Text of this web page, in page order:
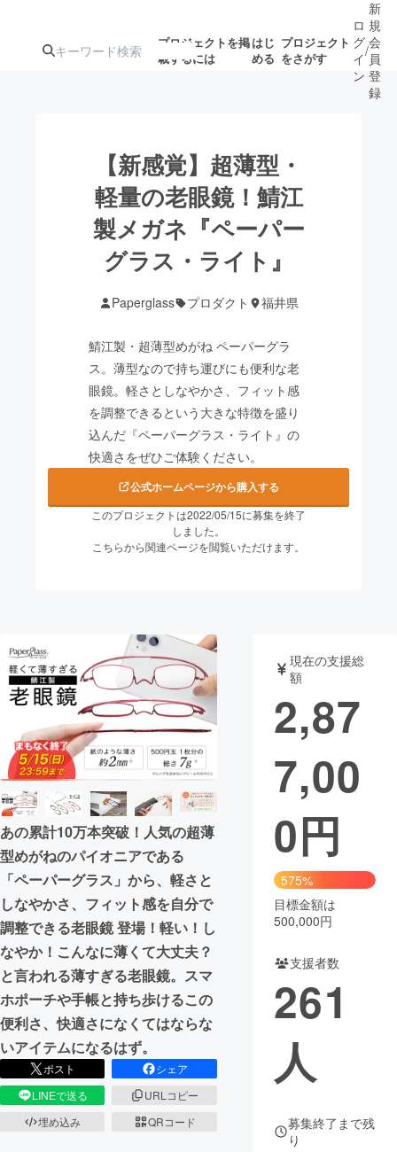
プロジェクトを掲
載するには
はじ
める
プロジェクト
をさがす
注目のリ 注目の新着プロ
ジェクト
募集終了が近いプ
ロジェクト
アート・写真
ビジネス・起業
まちづくり・地域活性化
CAMPFIRE for Social GoodCAMPFIRE Creation
CAMPFIREふるさと納税machi-yaコミュニティ
ロ
グ
イ
ン
/
新
規
会
員
登
録
【新感覚】超薄型・
軽量の老眼鏡！鯖江
製メガネ『ペーパー
グラス・ライト』
Paperglass プロダクト 福井県
鯖江製・超薄型めがね ペーパーグラ
ス。薄型なので持ち運びにも便利な老
眼鏡。軽さとしなやかさ、フィット感
を調整できるという大きな特徴を盛り
込んだ『ペーパーグラス・ライト』の
快適さをぜひご体験ください。
公式ホームページから購入する
このプロジェクトは2022/05/15に募集を終了
しました。
こちらから関連ページを閲覧いただけます。
あの累計10万本突破！人気の超薄
型めがねのパイオニアである
「ペーパーグラス」から、軽さと
しなやかさ、フィット感を自分で
調整できる老眼鏡 登場！軽い！し
なやか！こんなに薄くて大丈夫？
と言われる薄すぎる老眼鏡。スマ
ホポーチや手帳と持ち歩けるこの
便利さ、快適さになくてはならな
いアイテムになるはず。
ポスト
シェア
LINEで送る
URLコピー
埋め込み
QRコード
現在の支援総
額
2,87
7,00
0円
575%
目標金額は
500,000円
支援者数
261
人
募集終了まで残
り